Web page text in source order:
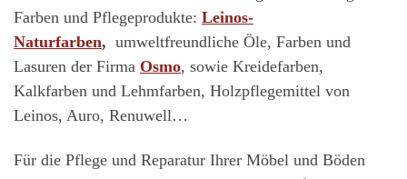
Farben und Pflegeprodukte: Leinos-
Naturfarben, umweltfreundliche Öle, Farben und
Lasuren der Firma Osmo, sowie Kreidefarben,
Kalkfarben und Lehmfarben, Holzpflegemittel von
Leinos, Auro, Renuwell…
Für die Pflege und Reparatur Ihrer Möbel und Böden